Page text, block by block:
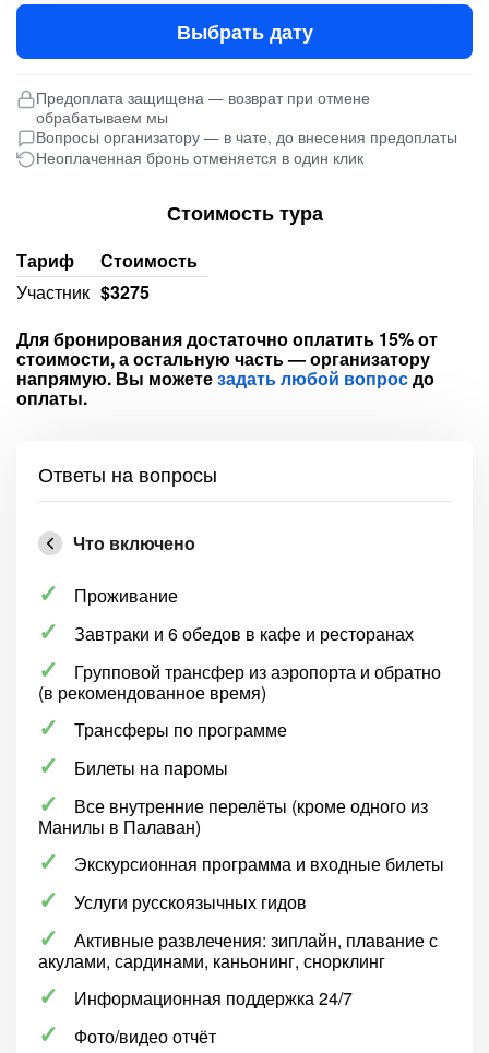
Выбрать дату
Предоплата защищена — возврат при отмене
обрабатываем мы
Вопросы организатору — в чате, до внесения предоплаты
Неоплаченная бронь отменяется в один клик
Стоимость тура
Тариф
Стоимость
Участник $3275
Для бронирования достаточно оплатить 15% от
стоимости, а остальную часть — организатору
напрямую. Вы можетезадать любой вопросдо
оплаты.
Ответы на вопросы
Что включено
Проживание
Завтраки и 6 обедов в кафе и ресторанах
Групповой трансфер из аэропорта и обратно
(в рекомендованное время)
Трансферы по программе
Билеты на паромы
Все внутренние перелёты (кроме одного из
Манилы в Палаван)
Экскурсионная программа и входные билеты
Услуги русскоязычных гидов
Активные развлечения: зиплайн, плавание с
акулами, сардинами, каньонинг, снорклинг
Информационная поддержка 24/7
Фото/видео отчёт